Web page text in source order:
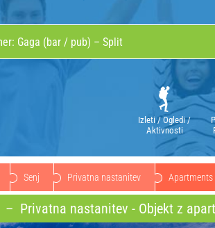
Izleti / Ogledi /
Aktivnosti
Senj Privatna nastanitev Apartments
– Privatna nastanitev - Objekt z